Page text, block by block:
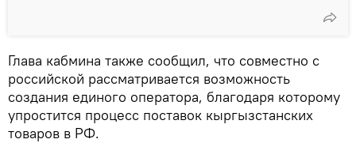
Глава кабмина также сообщил, что совместно с
российской рассматривается возможность
создания единого оператора, благодаря которому
упростится процесс поставок кыргызстанских
товаров в РФ.